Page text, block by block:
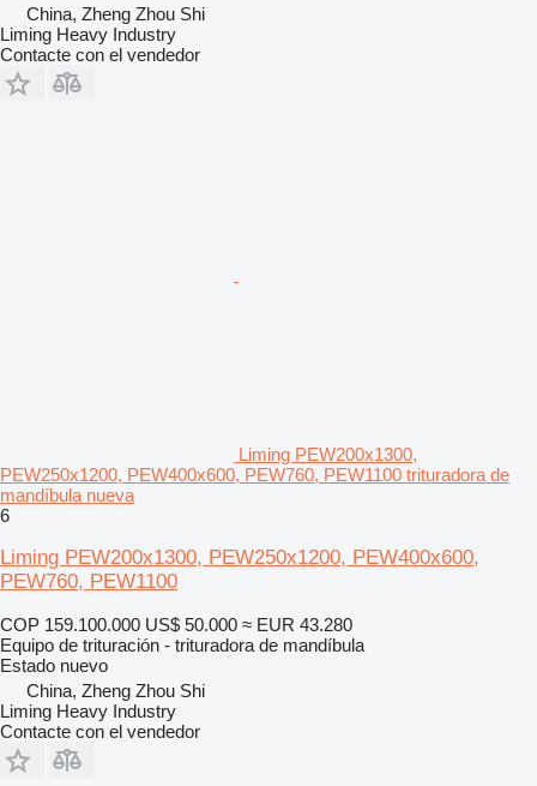
China, Zheng Zhou Shi
Liming Heavy Industry
Contacte con el vendedor
Liming PEW200x1300,
PEW250x1200, PEW400x600, PEW760, PEW1100 trituradora de
mandíbula nueva
6
Liming PEW200x1300, PEW250x1200, PEW400x600,
PEW760, PEW1100
COP 159.100.000 US$ 50.000 ≈ EUR 43.280
Equipo de trituración - trituradora de mandíbula
Estado nuevo
China, Zheng Zhou Shi
Liming Heavy Industry
Contacte con el vendedor